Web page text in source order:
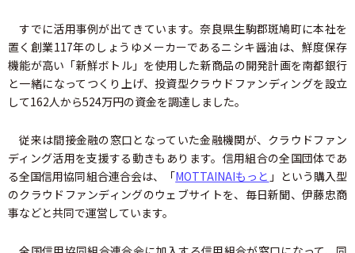
すでに活用事例が出てきています。奈良県生駒郡斑鳩町に本社を
置く創業117年のしょうゆメーカーであるニシキ醤油は、鮮度保存
機能が高い「新鮮ボトル」を使用した新商品の開発計画を南都銀行
と一緒になってつくり上げ、投資型クラウドファンディングを設立
して162人から524万円の資金を調達しました。
従来は間接金融の窓口となっていた金融機関が、クラウドファン
ディング活用を支援する動きもあります。信用組合の全国団体であ
る全国信用協同組合連合会は、「MOTTAINAIもっと 」という購入型
のクラウドファンディングのウェブサイトを、毎日新聞、伊藤忠商
事などと共同で運営しています。